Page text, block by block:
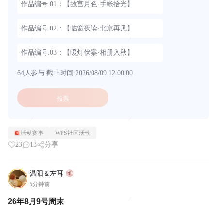
作品编号.01：【故宫月色·手帐拾光】
作品编号.02：【临窗夜读·北京再见】
作品编号.03：【暖灯伏案·相册入秋】
64人参与 截止时间:2026/08/09 12:00:00
投票
活动赛事 WPS社区活动
23 13 分享
温阳＆左耳
5分钟前
26年8月9号周末